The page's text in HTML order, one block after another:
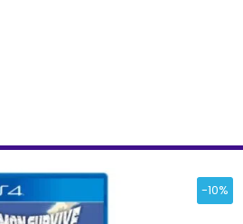
-10%